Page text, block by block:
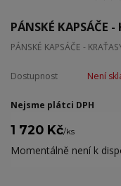
PÁNSKÉ KAPSÁČE -
PÁNSKÉ KAPSÁČE -
Dostupnost Není
Nejsme plátci DPH
1 720 Kč/ks
Momentálně není k